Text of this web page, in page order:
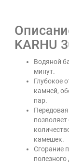
KARHU
Водяной
минут.
Глубокое
камней,
пар.
камешек.
Сгорание
полезного